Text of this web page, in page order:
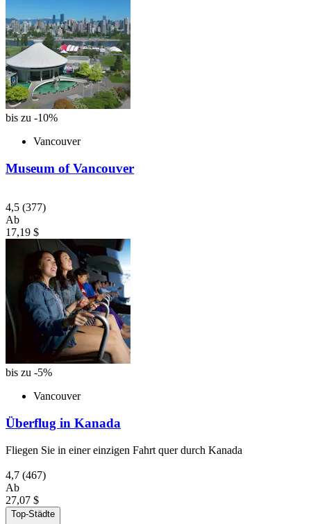
bis zu -10%
Vancouver
Museum of Vancouver
4,5 (377)
Ab
17,19 $
bis zu -5%
Vancouver
Überflug in Kanada
Fliegen Sie in einer einzigen Fahrt quer durch Kanada
4,7 (467)
Ab
27,07 $
Top-Städte